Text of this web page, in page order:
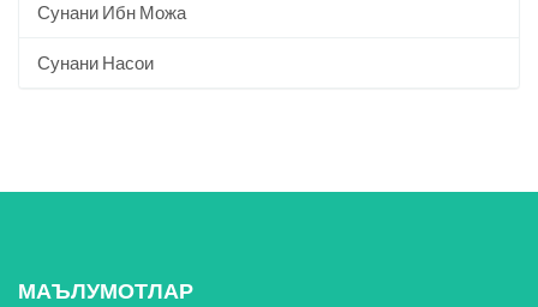
Сунани Ибн Можа
Сунани Насои
МАЪЛУМОТЛАР